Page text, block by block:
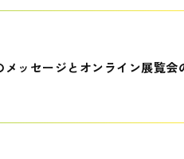
ッセージとオンライン展覧会